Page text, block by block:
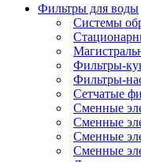
Фильтры для воды
Системы
Фильтры-
Фильтры-
Сетчатые
Сменные
Сменные
Сменные
Сменные